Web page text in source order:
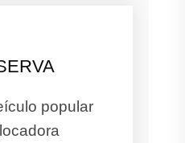
popular